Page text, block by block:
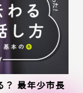
？ 最年少市長